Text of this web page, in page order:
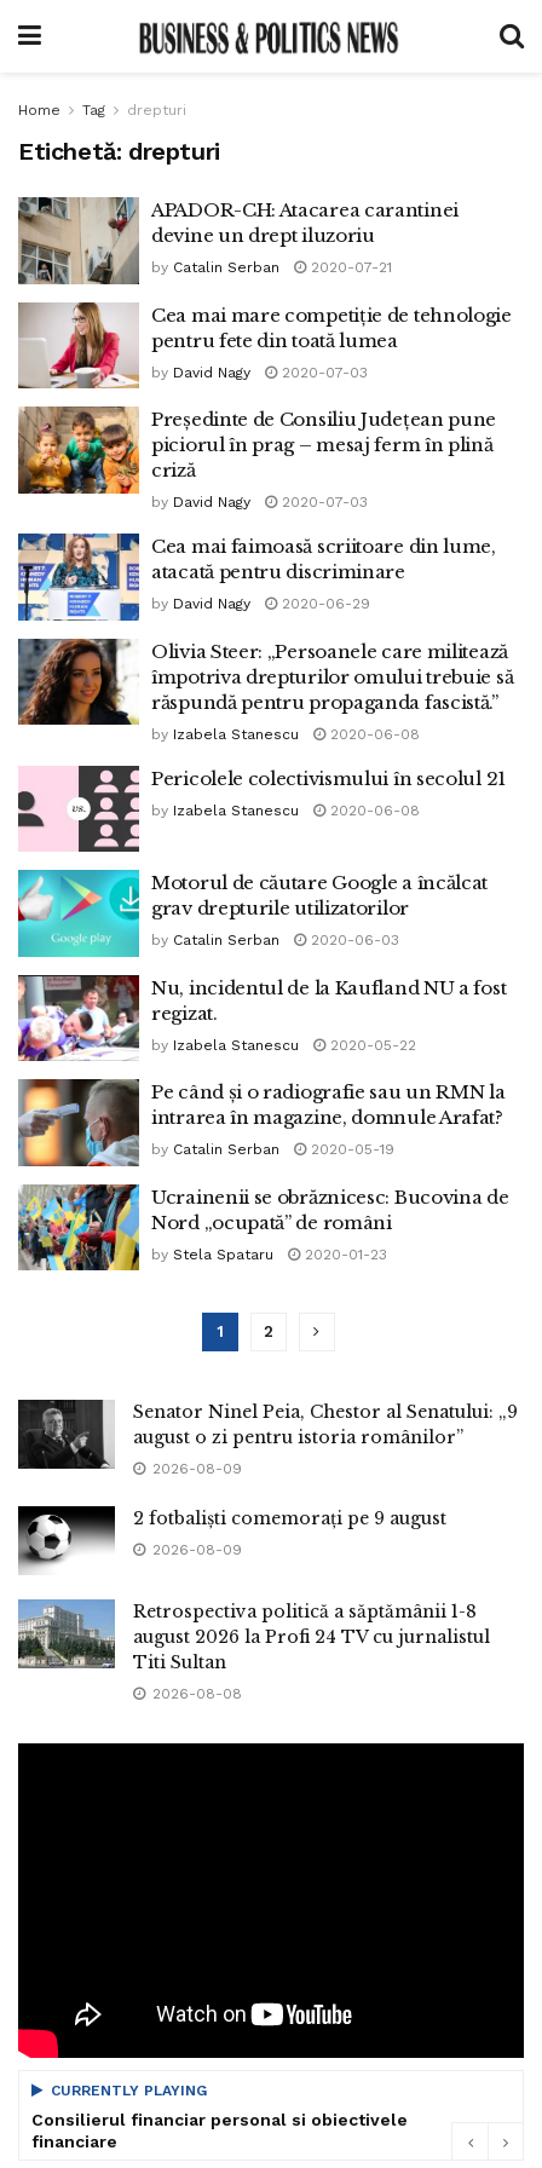
Home Tag drepturi
Etichetă: drepturi
APADOR-CH: Atacarea carantinei
devine un drept iluzoriu
by Catalin Serban 2020-07-21
Cea mai mare competiție de tehnologie
pentru fete din toată lumea
by David Nagy 2020-07-03
Președinte de Consiliu Județean pune
piciorul în prag – mesaj ferm în plină
criză
by David Nagy 2020-07-03
Cea mai faimoasă scriitoare din lume,
atacată pentru discriminare
by David Nagy 2020-06-29
Olivia Steer: „Persoanele care militează
împotriva drepturilor omului trebuie să
răspundă pentru propaganda fascistă.”
by Izabela Stanescu 2020-06-08
Pericolele colectivismului în secolul 21
by Izabela Stanescu 2020-06-08
Motorul de căutare Google a încălcat
grav drepturile utilizatorilor
by Catalin Serban 2020-06-03
Nu, incidentul de la Kaufland NU a fost
regizat.
by Izabela Stanescu 2020-05-22
Pe când și o radiografie sau un RMN la
intrarea în magazine, domnule Arafat?
by Catalin Serban 2020-05-19
Ucrainenii se obrăznicesc: Bucovina de
Nord „ocupată” de români
by Stela Spataru 2020-01-23
1 2
Senator Ninel Peia, Chestor al Senatului: „9
august o zi pentru istoria românilor”
2026-08-09
2 fotbaliști comemorați pe 9 august
2026-08-09
Retrospectiva politică a săptămânii 1-8
august 2026 la Profi 24 TV cu jurnalistul
Titi Sultan
2026-08-08
CURRENTLY PLAYING
Consilierul financiar personal si obiectivele
financiare